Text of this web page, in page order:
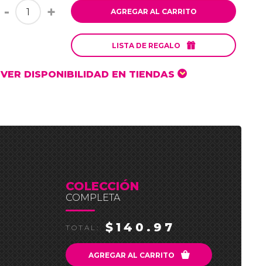
- + AGREGAR AL CARRITO
LISTA DE REGALO 
VER DISPONIBILIDAD EN TIENDAS
COLECCIÓN
COMPLETA
TOTAL: $140.97
AGREGAR AL CARRITO 